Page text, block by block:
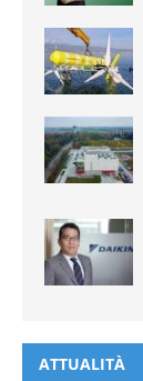
ATTUALITÀ